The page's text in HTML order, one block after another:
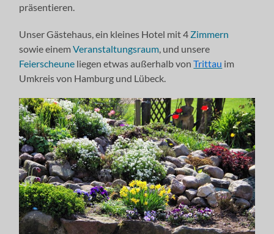
präsentieren.
Unser Gästehaus, ein kleines Hotel mit 4 Zimmern
sowie einemVeranstaltungsraum , und unsere
Feierscheune liegen etwas außerhalb vonTrittau im
Umkreis von Hamburg und Lübeck.